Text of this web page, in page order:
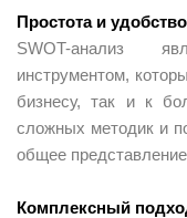
Простота и
SWOT-анализ
инструментом,
бизнесу, так и к
сложных методик и
общее
Комплексный